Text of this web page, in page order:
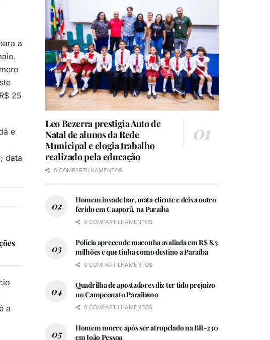
a
25
e
data
a
Leo Bezerra prestigia Auto de
Natal de alunos da Rede
Municipal e elogia trabalho
realizado pela educação
0 COMPARTILHAMENTOS
Homem invade bar, mata cliente e deixa outro
ferido em Caaporã, na Paraíba
0 COMPARTILHAMENTOS
Polícia apreeende maconha avaliada em R$ 8,5
milhões e que tinha como destino a Paraíba
0 COMPARTILHAMENTOS
Quadrilha de apostadores diz ter tido prejuízo
no Campeonato Paraibano
0 COMPARTILHAMENTOS
Homem morre após ser atropelado na BR-230
em João Pessoa